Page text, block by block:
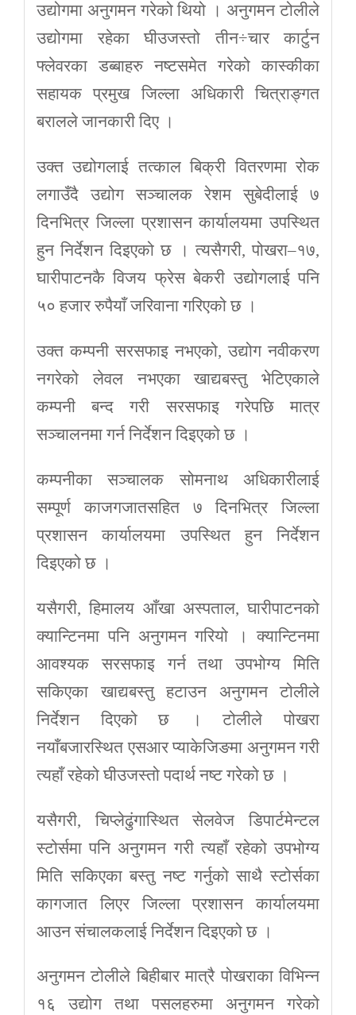
उद्योगमा अनुगमन गरेको थियो । अनुगमन टोलीले
उद्योगमा रहेका घीउजस्तो तीन÷चार कार्टुन
फ्लेवरका डब्बाहरु नष्टसमेत गरेको कास्कीका
सहायक प्रमुख जिल्ला अधिकारी चित्राङ्गत
बरालले जानकारी दिए ।
उक्त उद्योगलाई तत्काल बिक्री वितरणमा रोक
लगाउँदै उद्योग सञ्चालक रेशम सुबेदीलाई ७
दिनभित्र जिल्ला प्रशासन कार्यालयमा उपस्थित
हुन निर्देशन दिइएको छ । त्यसैगरी, पोखरा–१७,
घारीपाटनकै विजय फ्रेस बेकरी उद्योगलाई पनि
५० हजार रुपैयाँ जरिवाना गरिएको छ ।
उक्त कम्पनी सरसफाइ नभएको, उद्योग नवीकरण
नगरेको लेवल नभएका खाद्यबस्तु भेटिएकाले
कम्पनी बन्द गरी सरसफाइ गरेपछि मात्र
सञ्चालनमा गर्न निर्देशन दिइएको छ ।
कम्पनीका सञ्चालक सोमनाथ अधिकारीलाई
सम्पूर्ण काजगजातसहित ७ दिनभित्र जिल्ला
प्रशासन कार्यालयमा उपस्थित हुन निर्देशन
दिइएको छ ।
यसैगरी, हिमालय आँखा अस्पताल, घारीपाटनको
क्यान्टिनमा पनि अनुगमन गरियो । क्यान्टिनमा
आवश्यक सरसफाइ गर्न तथा उपभोग्य मिति
सकिएका खाद्यबस्तु हटाउन अनुगमन टोलीले
निर्देशन दिएको छ । टोलीले पोखरा
नयाँबजारस्थित एसआर प्याकेजिङमा अनुगमन गरी
त्यहाँ रहेको घीउजस्तो पदार्थ नष्ट गरेको छ ।
यसैगरी, चिप्लेढुंगास्थित सेलवेज डिपार्टमेन्टल
स्टोर्समा पनि अनुगमन गरी त्यहाँ रहेको उपभोग्य
मिति सकिएका बस्तु नष्ट गर्नुको साथै स्टोर्सका
कागजात लिएर जिल्ला प्रशासन कार्यालयमा
आउन संचालकलाई निर्देशन दिइएको छ ।
अनुगमन टोलीले बिहीबार मात्रै पोखराका विभिन्न
१६ उद्योग तथा पसलहरुमा अनुगमन गरेको